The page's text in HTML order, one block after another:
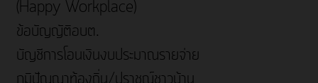
(Happy Workplace)
ข้อบัญญัติอบต.
บัญชีการโอนเงินงบประมาณรายจ่าย